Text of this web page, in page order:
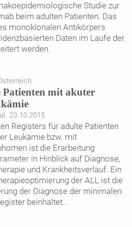
Studie zur
beim adulten Patienten. Das
monoklonalen Antikörpers
Daten im Laufe der
werden.
mit akuter
23.10.2015
Registers für adulte Patienten
Leukämie bzw. mit
ist die Erarbeitung
in Hinblick auf Diagnose,
und Krankheitsverlauf. Ein
der ALL ist die
der Diagnose der minimalen
beinhaltet...